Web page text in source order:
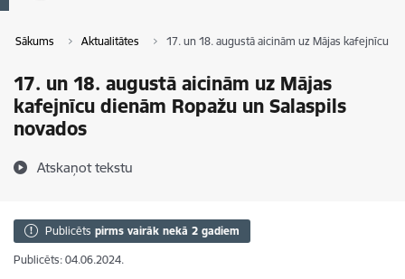
Sākums Aktualitātes 17. un 18. augustā aicinām uz Mājas kafejnīcu
17. un 18. augustā aicinām uz Mājas
kafejnīcu dienām Ropažu un Salaspils
novados
Atskaņot tekstu
Publicēts pirms vairāk nekā 2 gadiem
Publicēts: 04.06.2024.